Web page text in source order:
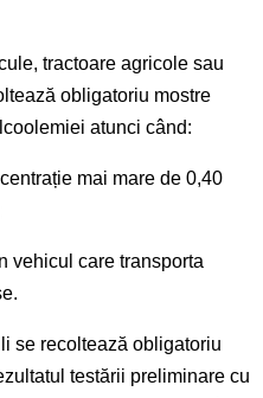
tractoare agricole sau
obligatoriu mostre
atunci când:
mai mare de 0,40
vehicul care transporta
se recoltează obligatoriu
testării preliminare cu